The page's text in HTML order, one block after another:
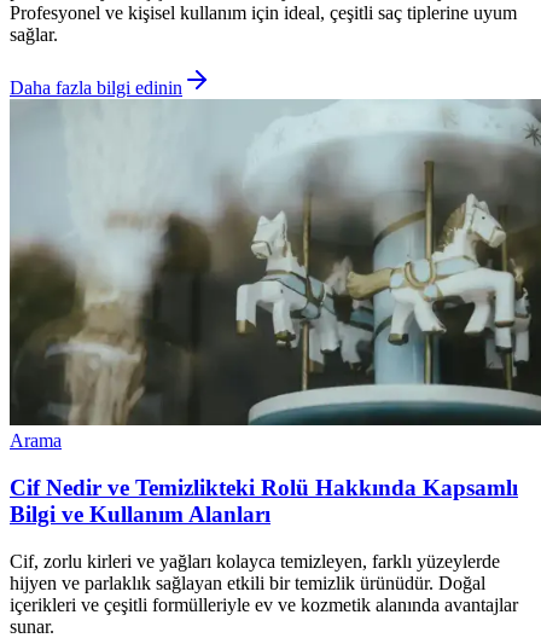
Profesyonel ve kişisel kullanım için ideal, çeşitli saç tiplerine uyum
sağlar.
Daha fazla bilgi edinin
Arama
Cif Nedir ve Temizlikteki Rolü Hakkında Kapsamlı
Bilgi ve Kullanım Alanları
Cif, zorlu kirleri ve yağları kolayca temizleyen, farklı yüzeylerde
hijyen ve parlaklık sağlayan etkili bir temizlik ürünüdür. Doğal
içerikleri ve çeşitli formülleriyle ev ve kozmetik alanında avantajlar
sunar.